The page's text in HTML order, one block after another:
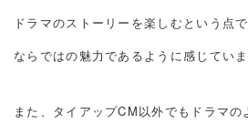
ドラマのストーリーを楽しむという点
ならではの魅力であるように感じていま
また、タイアップCM以外でもドラマ